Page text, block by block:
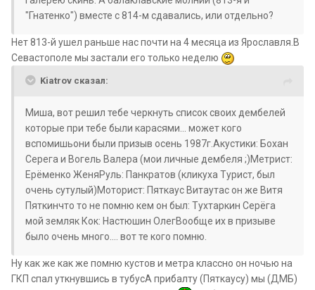
"Гнатенко") вместе с 814-м сдавались, или отдельно?
Нет 813-й ушел раньше нас почти на 4 месяца из Ярославля.В
Севастополе мы застали его только неделю
Kiatrov сказал:
Миша, вот решил тебе черкнуть список своих дембелей
которые при тебе были карасями... может кого
вспомишьони были призыв осень 1987г.Акустики: Бохан
Серега и Вогель Валера (мои личные дембеля ;)Метрист:
Ерёменко ЖеняРуль: Панкратов (кликуха Турист, был
очень сутулый)Моторист: Пяткаус Витаутас он же Витя
Пяткинчто то не помню кем он был: Тухтаркин Серёга
мой земляк Кок: Настюшин ОлегВообще их в призыве
было очень много.... вот те кого помню.
Ну как же как же помню кустов и метра классно он ночью на
ГКП спал уткнувшись в тубусА прибалту (Пяткаусу) мы (ДМБ)